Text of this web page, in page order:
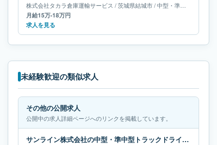
株式会社タカラ倉庫運輸サービス /茨城県結城市/中型・準中型トラックドライバー
月給15万-18万円
求人を見る
未経験歓迎の類似求人
その他の公開求人
公開中の求人詳細ページへのリンクを掲載しています。
サンライン株式会社の中型・準中型トラックドライバー求人｜東京都足立区｜月給55万-65万円